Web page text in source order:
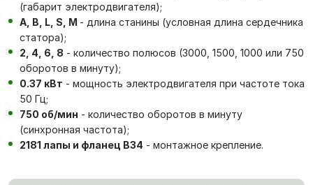
(габарит электродвигателя);
А, В, L, S, М - длина станины (условная длина сердечника
статора);
2, 4, 6, 8 - количество полюсов (3000, 1500, 1000 или 750
оборотов в минуту);
0.37 кВт - мощность электродвигателя при частоте тока
50 Гц;
750 об/мин - количество оборотов в минуту
(синхронная частота);
2181 лапы и фланец В34 - монтажное крепление.